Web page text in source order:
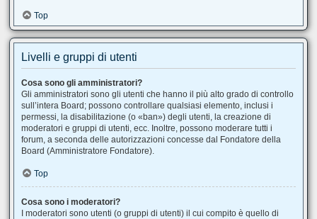
Top
Livelli e gruppi di utenti
Cosa sono gli amministratori?
Gli amministratori sono gli utenti che hanno il più alto grado di controllo
sull’intera Board; possono controllare qualsiasi elemento, inclusi i
permessi, la disabilitazione (o «ban») degli utenti, la creazione di
moderatori e gruppi di utenti, ecc. Inoltre, possono moderare tutti i
forum, a seconda delle autorizzazioni concesse dal Fondatore della
Board (Amministratore Fondatore).
Top
Cosa sono i moderatori?
I moderatori sono utenti (o gruppi di utenti) il cui compito è quello di